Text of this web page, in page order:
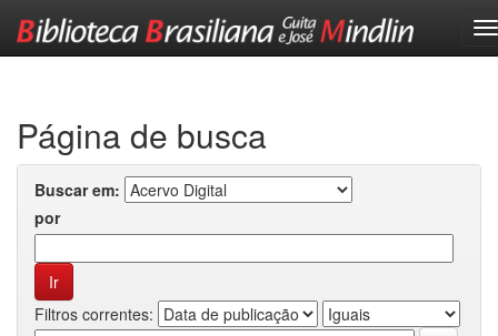
Página de busca
Buscar em:
por
Filtros correntes: